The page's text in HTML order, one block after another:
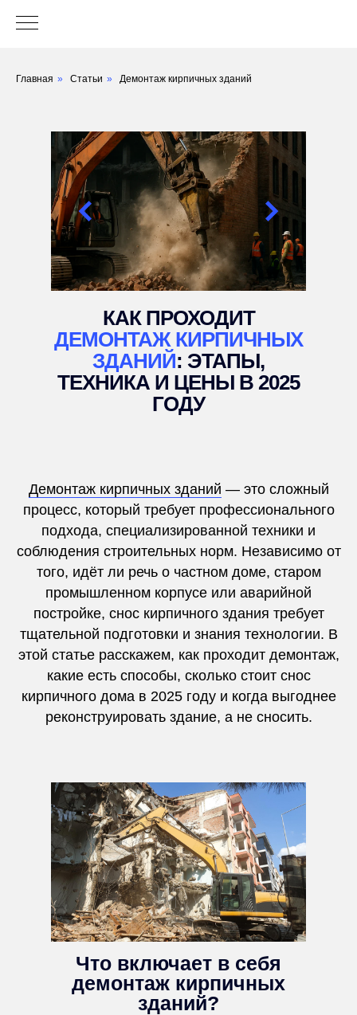
Главная » Статьи » Демонтаж кирпичных зданий
КАК ПРОХОДИТ
ДЕМОНТАЖ КИРПИЧНЫХ
ЗДАНИЙ: ЭТАПЫ,
ТЕХНИКА И ЦЕНЫ В 2025
ГОДУ
Демонтаж кирпичных зданий — это сложный
процесс, который требует профессионального
подхода, специализированной техники и
соблюдения строительных норм. Независимо от
того, идёт ли речь о частном доме, старом
промышленном корпусе или аварийной
постройке, снос кирпичного здания требует
тщательной подготовки и знания технологии. В
этой статье расскажем, как проходит демонтаж,
какие есть способы, сколько стоит снос
кирпичного дома в 2025 году и когда выгоднее
реконструировать здание, а не сносить.
Что включает в себя
демонтаж кирпичных
зданий?